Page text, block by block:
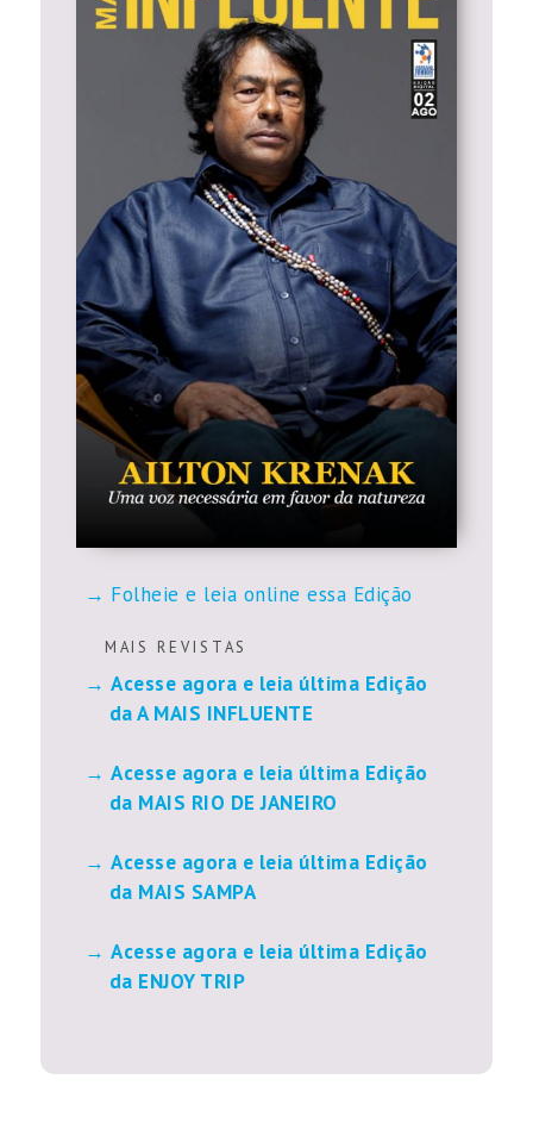
Folheie e leia online essa Edição
M A I S R E V I S T A S
Acesse agora e leia última Edição
da A MAIS INFLUENTE
Acesse agora e leia última Edição
da MAIS RIO DE JANEIRO
Acesse agora e leia última Edição
da MAIS SAMPA
Acesse agora e leia última Edição
da ENJOY TRIP